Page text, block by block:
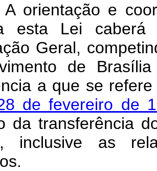
A orientação e
esta Lei caberá
Geral,
de
a que se
de fevereiro de
da transferência
inclusive as